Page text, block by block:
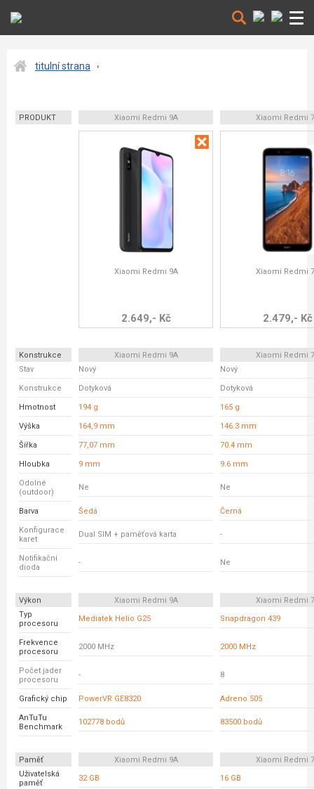
titulní strana
PRODUKT Xiaomi Redmi 9A Xiaomi Redmi
Xiaomi Redmi 9A
2.649,- Kč
Xiaomi Redmi
2.479,- Kč
Konstrukce Xiaomi Redmi 9A
Xiaomi Redmi
Stav
Nový Nový
Konstrukce Dotyková Dotyková
Hmotnost 194 g 165 g
Výška 164,9 mm 146.3 mm
Šířka 77,07 mm 70.4 mm
Hloubka 9 mm 9.6 mm
Odolné
(outdoor)
Ne Ne
Barva Šedá Černá
Konfigurace
karet
Dual SIM + paměťová karta -
Notifikační
dioda
- Ne
Výkon Xiaomi Redmi 9A
Xiaomi Redmi
Typ
procesoru
Mediatek Helio G25 Snapdragon 439
Frekvence
procesoru
2000 MHz 2000 MHz
Počet jader
procesoru
- 8
Grafický chip PowerVR GE8320 Adreno 505
AnTuTu
Benchmark
102778 bodů 83500 bodů
Paměť Xiaomi Redmi 9A
Xiaomi Redmi
Uživatelská
paměť
32 GB 16 GB